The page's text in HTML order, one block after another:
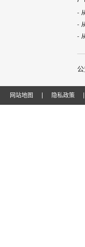
网站地图 隐私政策